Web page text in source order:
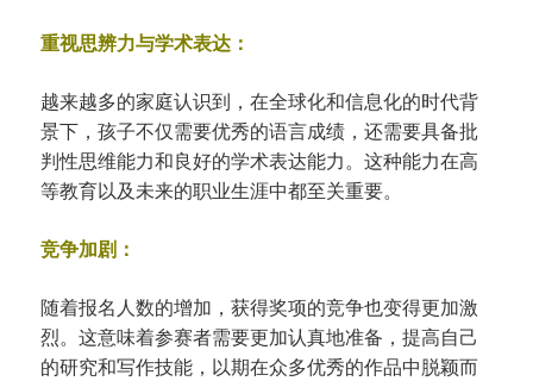
重视思辨力与学术表达：
越来越多的家庭认识到，在全球化和信息化的时代背
景下，孩子不仅需要优秀的语言成绩，还需要具备批
判性思维能力和良好的学术表达能力。这种能力在高
等教育以及未来的职业生涯中都至关重要。
竞争加剧：
随着报名人数的增加，获得奖项的竞争也变得更加激
烈。这意味着参赛者需要更加认真地准备，提高自己
的研究和写作技能，以期在众多优秀的作品中脱颖而